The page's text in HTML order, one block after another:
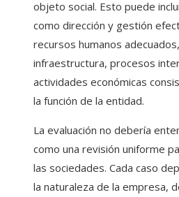
objeto social. Esto puede
como dirección y gestión
recursos humanos adecuados,
infraestructura, procesos
actividades económicas
la función de la entidad.
La evaluación no debería
como una revisión uniforme
las sociedades. Cada caso
la naturaleza de la empresa,